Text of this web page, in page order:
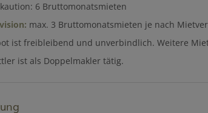
6 Bruttomonatsmieten
max. 3 Bruttomonatsmieten je nach
ist freibleibend und unverbindlich. Weitere
ist als Doppelmakler tätig.